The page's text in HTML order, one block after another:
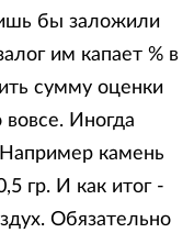
бы заложили
им капает % в
сумму оценки
Иногда
камень
гр. И как итог -
Обязательно